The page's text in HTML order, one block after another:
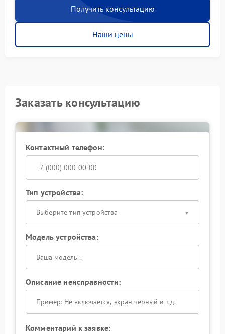
Получить консультацию
Наши цены
Заказать консультацию
Контактный телефон:
Тип устройства:
Выберите тип устройства
Модель устройства:
Описание неисправности:
Комментарий к заявке: